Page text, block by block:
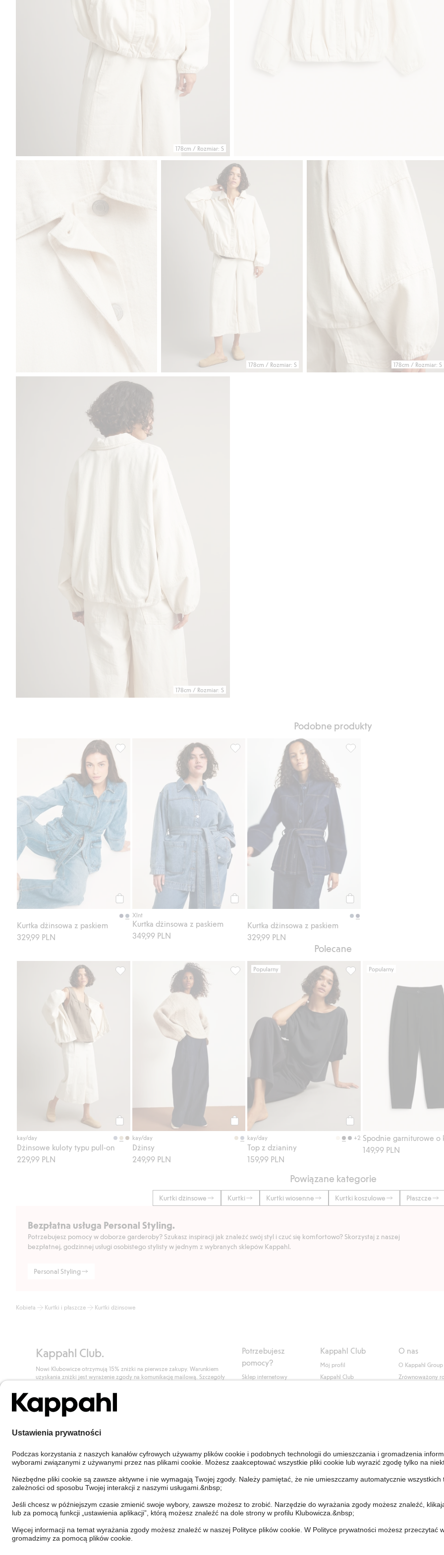
178cm / Rozmiar: S
178cm / Rozmiar: S 178cm / Rozmiar: S
178cm / Rozmiar: S
Kup teraz, a
Podobne produkty
Kurtka dżinsowa z paskiem
329,99 PLN
Kurtka dżinsowa z paskiem, Dodaj do listy ulubione
Xlnt
Kurtka dżinsowa z paskiem
349,99 PLN
Kurtka dżinsowa z paskiem, Dodaj do listy ulubione
Kurtka dżinsowa z paskiem
329,99 PLN
Polecane
Kup
kay/day
Dżinsowe kuloty typu pull-on
229,99 PLN
Dżinsowe kuloty typu pull-on, Dodaj do listy ulubione
Kup
kay/day
Dżinsy
249,99 PLN
Dżinsy, Dodaj do listy ulubione
Popularny
Kup
kay/day +2
Top z dzianiny
159,99 PLN
Popularny
149,99 PLN
Powiązane kategorie
Kurtki dżinsowe Kurtki Kurtki wiosenne Kurtki koszulowe Płaszcze
Bezpłatna usługa Personal Styling.
Potrzebujesz pomocy w doborze garderoby? Szukasz inspiracji jak znaleźć swój styl i czuć się komfortowo? Skorzystaj z naszej
bezpłatnej, godzinnej usługi osobistego stylisty w jednym z wybranych sklepów Kappahl.
Personal Styling
Kobieta Kurtki i płaszcze Kurtki dżinsowe
Kappahl Club.
Nowi Klubowicze otrzymują 15% zniżki na pierwsze zakupy. Warunkiem
uzyskania zniżki jest wyrażenie zgody na komunikację mailową. Szczegóły
Dołącz do Klubu!
Potrzebujesz
pomocy?
Sklep internetowy
Personal Styling
Odstąp od umowy
Kappahl Club
Mój profil
Kappahl Club
O nas
O Kappahl Group
Zrównoważony
Poland Zmień kraj